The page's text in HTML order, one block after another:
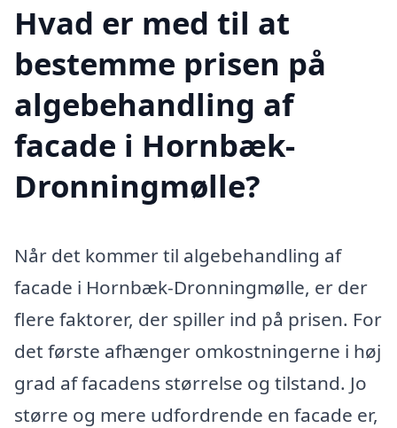
Hvad er med til at
bestemme prisen på
algebehandling af
facade i Hornbæk-
Dronningmølle?
Når det kommer til algebehandling af
facade i Hornbæk-Dronningmølle, er der
flere faktorer, der spiller ind på prisen. For
det første afhænger omkostningerne i høj
grad af facadens størrelse og tilstand. Jo
større og mere udfordrende en facade er,